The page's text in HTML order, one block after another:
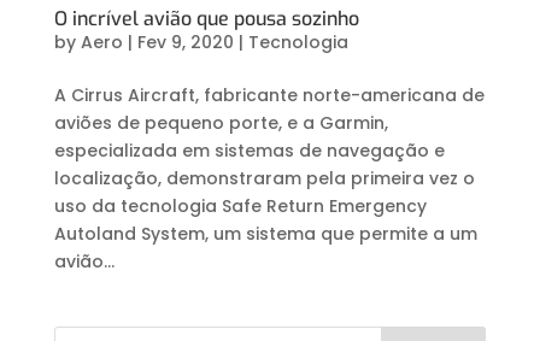
O incrível avião que pousa sozinho
by Aero | Fev 9, 2020 | Tecnologia
A Cirrus Aircraft, fabricante norte-americana de
aviões de pequeno porte, e a Garmin,
especializada em sistemas de navegação e
localização, demonstraram pela primeira vez o
uso da tecnologia Safe Return Emergency
Autoland System, um sistema que permite a um
avião...